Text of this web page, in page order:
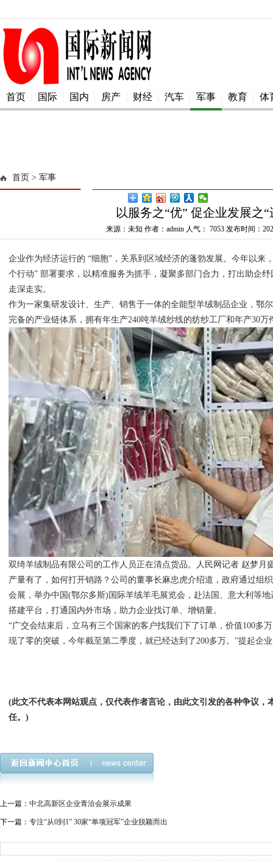
首页 国际 国内 房产 财经 汽车 军事 教育 体
首页 > 军事
以服务之“优” 促企业发展之“
来源：未知 作者：admin 人气： 7053 发布时间：
企业作为经济运行的 “细胞”，关系到区域经济的蓬勃发展。今年以来
个行动” 部署要求，以精准服务为抓手，凝聚多部门合力，打出助企纾
走深走实。
作为一家集研发设计、生产、销售于一体的全能型羊绒制品企业，鄂
完备的产业链体系，拥有年生产240吨羊绒纱线的纺纱工厂和年产30
双绮羊绒制品有限公司的工作人员正在清点货品。人民网记者 赵梦月
产量有了，如何打开销路？公司的董事长麻忠虎介绍道，政府通过组
会展，举办中国(鄂尔多斯)国际羊绒羊毛展览会，赴法国、意大利等
搭建平台，打通国内外市场，助力企业找订单、增销量。
“广交会结束后，立马有三个国家的客户找我们下了订单，价值100多
现了零的突破，今年截至第二季度，就已经达到了200多万。”提起企
(此文不代表本网站观点，仅代表作者言论，由此文引发的各种争议，
任。)
上一篇： 中北高新区企业青洽会展示成果
下一篇： 专注“从0到1” 30家“单项冠军”企业脱颖而出